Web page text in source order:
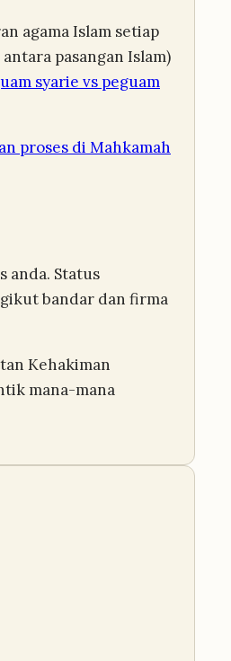
agama Islam setiap
pasangan Islam)
syarie vs peguam
proses di Mahkamah
anda. Status
bandar dan firma
Kehakiman
mana-mana